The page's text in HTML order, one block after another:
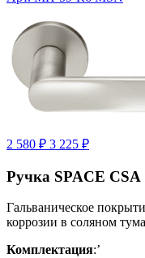
2 580 ₽ 3 225 ₽
Ручка SPAСE CSA
Гальваническое
коррозии в соляном
Комплектация:’